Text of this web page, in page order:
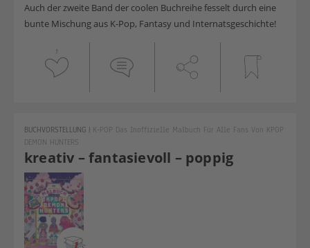
Auch der zweite Band der coolen Buchreihe fesselt durch eine
bunte Mischung aus K-Pop, Fantasy und Internatsgeschichte!
1
kreativ – fantasievoll – poppig
BUCHVORSTELLUNG | K-POP Das Inoffizielle Malbuch Für Alle Fans Von KPOP
DEMON HUNTERS